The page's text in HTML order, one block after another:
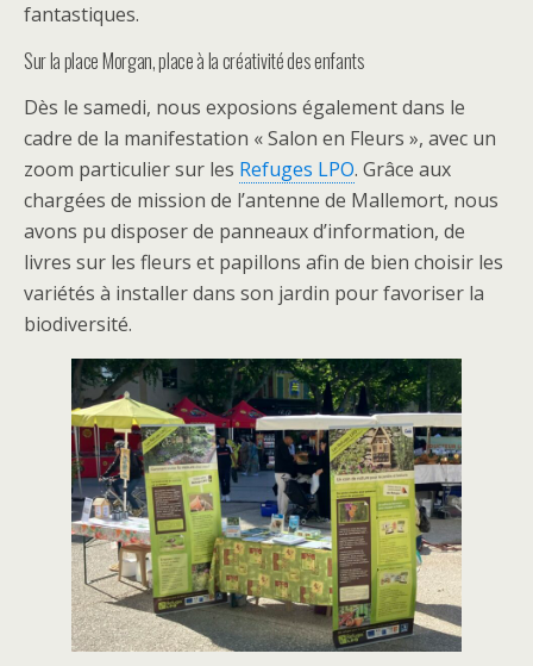
fantastiques.
Sur la place Morgan, place à la créativité des enfants
Dès le samedi, nous exposions également dans le
cadre de la manifestation « Salon en Fleurs », avec un
zoom particulier sur les Refuges LPO. Grâce aux
chargées de mission de l’antenne de Mallemort, nous
avons pu disposer de panneaux d’information, de
livres sur les fleurs et papillons afin de bien choisir les
variétés à installer dans son jardin pour favoriser la
biodiversité.